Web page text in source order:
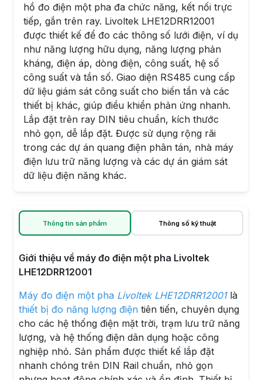
hồ đo điện một pha đa chức năng, kết nối trực
tiếp, gắn trên ray. Livoltek LHE12DRR12001
được thiết kế để đo các thông số lưới điện, ví dụ
như năng lượng hữu dụng, năng lượng phản
kháng, điện áp, dòng điện, công suất, hệ số
công suất và tần số. Giao diện RS485 cung cấp
dữ liệu giám sát công suất cho biến tần và các
thiết bị khác, giúp điều khiển phản ứng nhanh.
Lắp đặt trên ray DIN tiêu chuẩn, kích thước
nhỏ gọn, dễ lắp đặt. Được sử dụng rộng rãi
trong các dự án quang điện phân tán, nhà máy
điện lưu trữ năng lượng và các dự án giám sát
dữ liệu điện năng khác.
Thông tin sản phẩm Thông số kỹ thuật
Giới thiệu về máy đo điện một pha Livoltek
LHE12DRR12001
Máy đo điện một pha Livoltek LHE12DRR12001là
thiết bị đo năng lượng điện tiên tiến, chuyên dụng
cho các hệ thống điện mặt trời, trạm lưu trữ năng
lượng, và hệ thống điện dân dụng hoặc công
nghiệp nhỏ. Sản phẩm được thiết kế lắp đặt
nhanh chóng trên DIN Rail chuẩn, nhỏ gọn